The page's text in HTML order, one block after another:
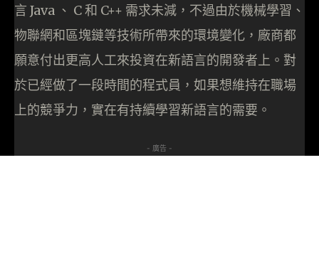
言 Java 、 C 和 C++ 需求未減，不過由於機械學習、
物聯網和區塊鏈等技術所帶來的環境變化，廠商都
願意付出更高人工來投資在新語言的開發者上。對
於已經做了一段時間的程式員，如果想維持在職場
上的競爭力，實在有持續學習新語言的需要。
- 廣告 -